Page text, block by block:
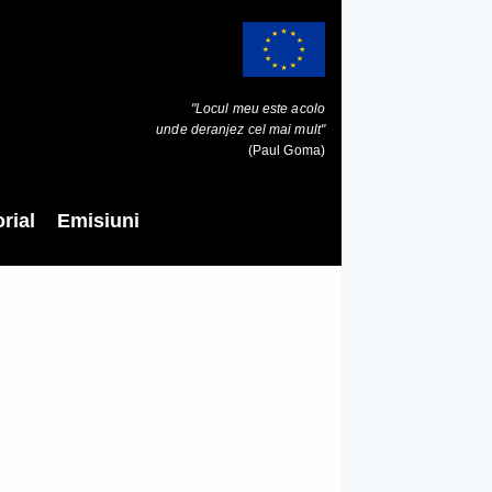
"Locul meu este acolo
unde deranjez cel mai mult"
(Paul Goma)
Emisiuni